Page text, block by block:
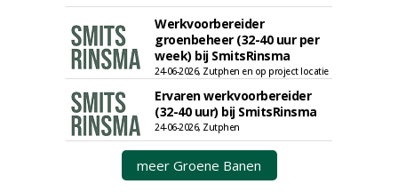
Werkvoorbereider
groenbeheer (32-40 uur per
week) bij SmitsRinsma
24-06-2026, Zutphen en op project locatie
Ervaren werkvoorbereider
(32-40 uur) bij SmitsRinsma
24-06-2026, Zutphen
meer Groene Banen